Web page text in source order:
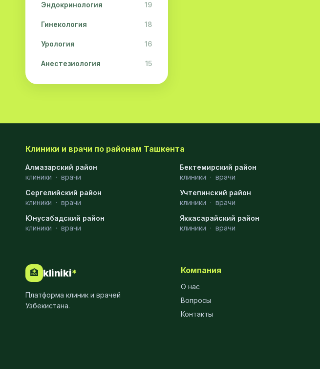
Эндокринология 19
Гинекология 18
Урология 16
Анестезиология 15
Дерматология 15
Акушерство 13
Диагностика
Андрология
Стоматология
МРТ
Ортопедия
Клиники и врачи по районам Ташкента
Алмазарский район
клиники · врачи
Бектемирский район
клиники · врачи
Сергелийский район
клиники · врачи
Учтепинский район
клиники · врачи
Юнусабадский район
клиники · врачи
Яккасарайский район
клиники · врачи
🏥 kliniki*
Платформа клиник и врачей
Узбекистана.
Компания
О нас
Вопросы
Контакты